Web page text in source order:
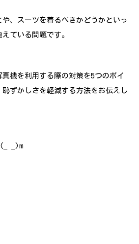
、スーツを着るべきかどうかといっ
ている問題です。
機を利用する際の対策を5つのポイ
ずかしさを軽減する方法をお伝えし
_)m